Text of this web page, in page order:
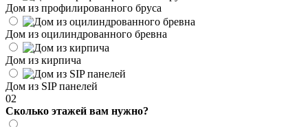
Дом из профилированного бруса
Дом из оцилиндрованного бревна
Дом из кирпича
Дом из SIP панелей
02
Сколько этажей вам нужно?